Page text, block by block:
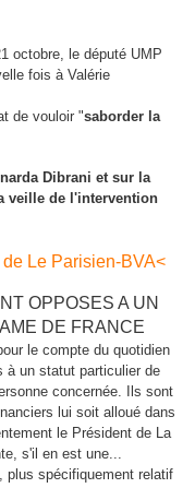
octobre, le député UMP
fois à Valérie
de vouloir "saborder la
Dibrani et sur la
veille de l'intervention
Le Parisien-BVA<
OPPOSES A UN
DE FRANCE
le compte du quotidien
à un statut particulier de
concernée. Ils sont
lui soit alloué dans
le Président de La
s'il en est une...
plus spécifiquement relatif